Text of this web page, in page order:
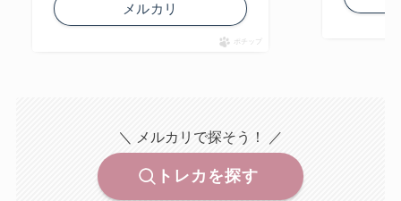
メルカリ
ポチップ
＼ メルカリで探そう！ ／
トレカを探す